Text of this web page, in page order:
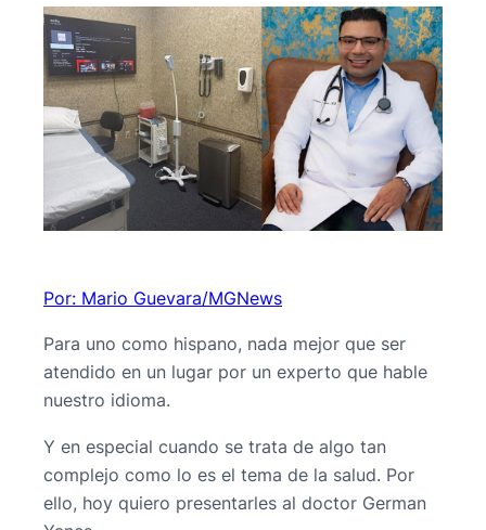
Por: Mario Guevara/MGNews
Para uno como hispano, nada mejor que ser
atendido en un lugar por un experto que hable
nuestro idioma.
Y en especial cuando se trata de algo tan
complejo como lo es el tema de la salud. Por
ello, hoy quiero presentarles al doctor German